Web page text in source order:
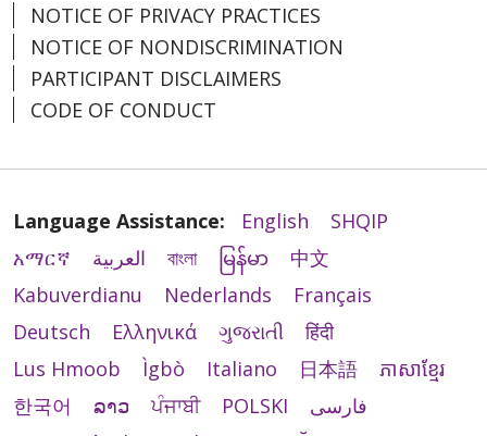
NOTICE OF PRIVACY PRACTICES
NOTICE OF NONDISCRIMINATION
PARTICIPANT DISCLAIMERS
CODE OF CONDUCT
Language Assistance: English
SHQIP
አማርኛ
العربية বাংলা မြန်မာ
中文
Kabuverdianu
Nederlands
Français
Deutsch
Ελληνικά ગુજરાતી
हिंदी
Lus Hmoob
Ìgbò Italiano 日本語
ភាសាខ្មែរ
한국어
ລາວ ਪੰਜਾਬੀ POLSKI
فارسی